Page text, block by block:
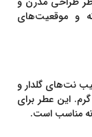
و موقعیت‌های
نت‌های گلدار و
این عطر برای
مناسب است.